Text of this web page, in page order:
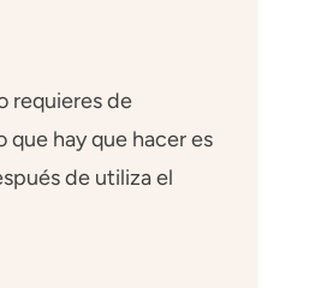
requieres de
que hay que hacer es
de utiliza el